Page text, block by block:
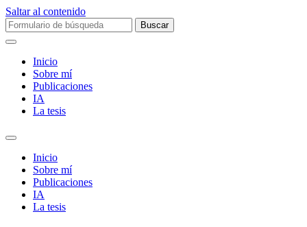
Saltar al contenido
Buscar:
Inicio
Sobre mí­
Publicaciones
IA
La tesis
Alternar
campo
búsqueda
Inicio
Sobre mí­
Publicaciones
IA
La tesis